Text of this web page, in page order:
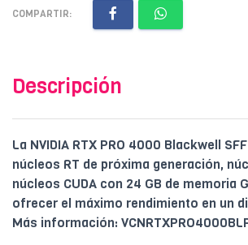
COMPARTIR:
Descripción
La NVIDIA RTX PRO 4000 Blackwell
núcleos RT de próxima generación,
núcleos CUDA con 24 GB de memoria
ofrecer el máximo rendimiento en un
Más información: